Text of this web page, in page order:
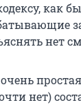
как
нет
нет)